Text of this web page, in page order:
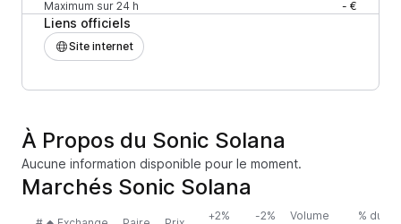
Maximum sur 24 h
- €
Liens officiels
Site internet
À Propos du Sonic Solana
Aucune information disponible pour le moment.
Marchés Sonic Solana
+2%
-2%
Volume
% du